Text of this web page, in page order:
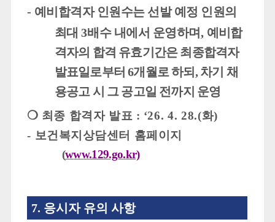
- 예비합격자 인원수는 선발 예정 인원의
최대3배수 내에서 운영하며, 예비합
격자의 합격 유효기간은 최종합격자
발표일로부터6개월로 하되 ,차기 채
용공고 시 그 공고일 전까지 운영
❍ 최종 합격자 발표 : ‘26. 4. 28.(화)
- 보건복지상담센터 홈페이지
(www.129.go.kr)
7. 응시자 유의 사항